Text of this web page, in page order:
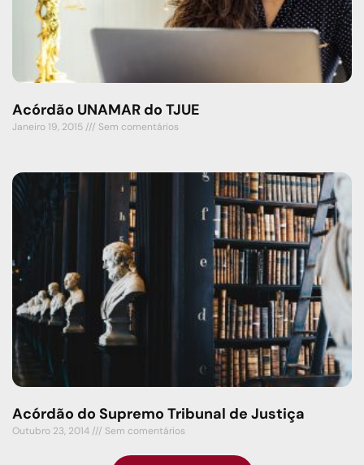
Acórdão UNAMAR do TJUE
Janeiro 19, 2015 Sem comentários
Acórdão do Supremo Tribunal de Justiça
Outubro 23, 2014 Sem comentários